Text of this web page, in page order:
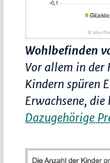
Wohlbefinden
Vor allem in
Kindern spüren
Erwachsene,
Dazugehörige